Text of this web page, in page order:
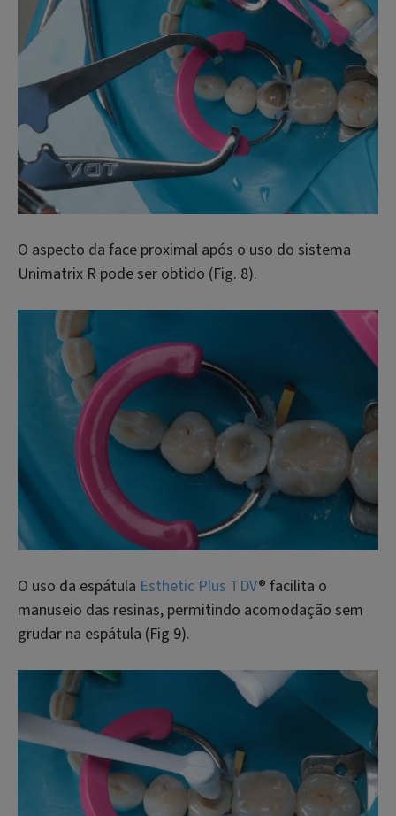
O aspecto da face proximal após o uso do sistema
Unimatrix R pode ser obtido (Fig. 8).
O uso da espátula Esthetic Plus TDV® facilita o
manuseio das resinas, permitindo acomodação sem
grudar na espátula (Fig 9).